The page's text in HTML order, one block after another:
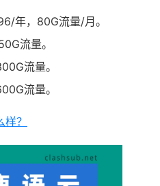
年，80G流量/月。
流量。
流量。
流量。
？